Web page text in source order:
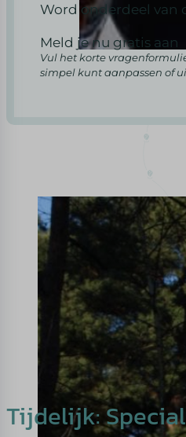
Word onderdeel van
Meld je nu gratis aan
Vul het korte
simpel kunt aanpassen of
Tijdelijk: